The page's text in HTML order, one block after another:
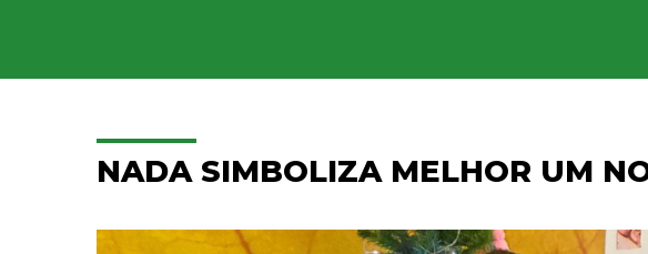
NADA SIMBOLIZA MELHOR UM